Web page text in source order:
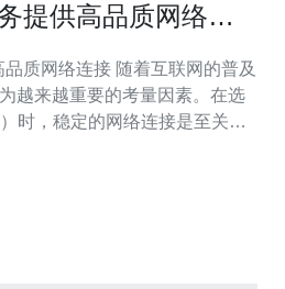
提供高品质网络连
随着互联网的普及
越来越重要的考量因素。在选
时，稳定的网络连接是至关重
”（China Next Gener